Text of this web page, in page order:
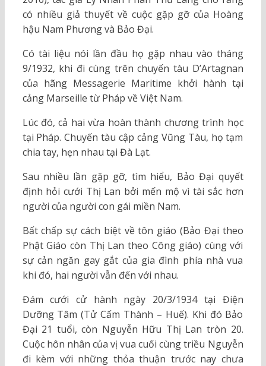
có nhiều giả thuyết về cuộc gặp gỡ của Hoàng
hậu Nam Phương và Bảo Đại.
Có tài liệu nói lần đầu họ gặp nhau vào tháng
9/1932, khi đi cùng trên chuyến tàu D’Artagnan
của hãng Messagerie Maritime khởi hành tại
cảng Marseille từ Pháp về Việt Nam.
Lúc đó, cả hai vừa hoàn thành chương trình học
tại Pháp. Chuyến tàu cập cảng Vũng Tàu, họ tạm
chia tay, hẹn nhau tại Đà Lạt.
Sau nhiều lần gặp gỡ, tìm hiểu, Bảo Đại quyết
định hỏi cưới Thị Lan bởi mến mộ vì tài sắc hơn
người của người con gái miền Nam.
Bất chấp sự cách biệt về tôn giáo (Bảo Đại theo
Phật Giáo còn Thị Lan theo Công giáo) cùng với
sự cản ngăn gay gắt của gia đình phía nhà vua
khi đó, hai người vẫn đến với nhau.
Đám cưới cử hành ngày 20/3/1934 tại Điện
Dưỡng Tâm (Tử Cấm Thành – Huế). Khi đó Bảo
Đại 21 tuổi, còn Nguyễn Hữu Thị Lan tròn 20.
Cuộc hôn nhân của vị vua cuối cùng triều Nguyễn
đi kèm với những thỏa thuận trước nay chưa